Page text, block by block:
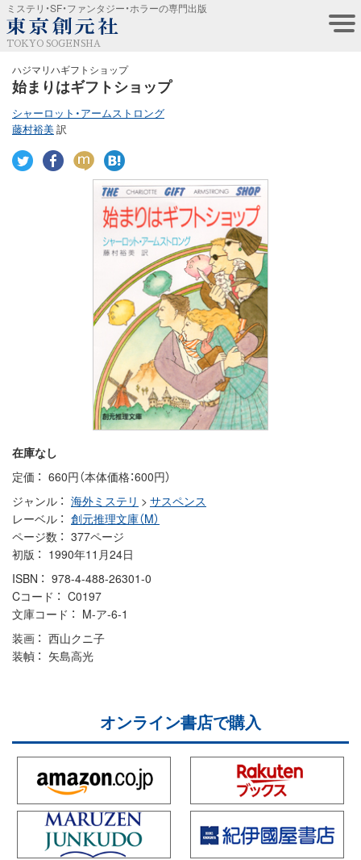
ミステリ・SF・ファンタジー・ホラーの専門出版
TOKYO SOGENSHA
ハジマリハギフトショップ
始まりはギフトショップ
シャーロット・アームストロング
藤村裕美訳
在庫なし
定価
660円（本体価格：600円）
ジャンル
海外ミステリ > サスペンス
レーベル
創元推理文庫（M）
ページ数
377ページ
初版
1990年11月24日
ISBN
978-4-488-26301-0
Cコード
C0197
文庫コード
M-ア-6-1
装画
西山クニ子
装幀
矢島高光
オンライン書店で購入